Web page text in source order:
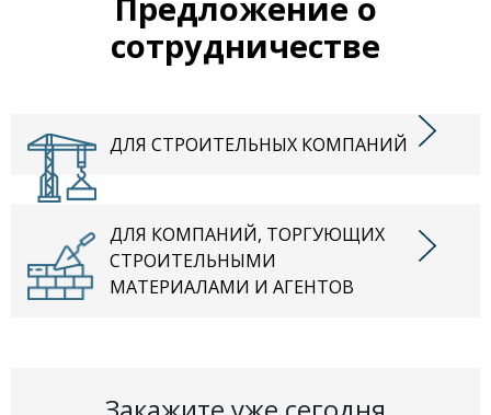
сотрудничестве
ДЛЯ СТРОИТЕЛЬНЫХ КОМПАНИЙ
ДЛЯ КОМПАНИЙ, ТОРГУЮЩИХ
СТРОИТЕЛЬНЫМИ
МАТЕРИАЛАМИ И АГЕНТОВ